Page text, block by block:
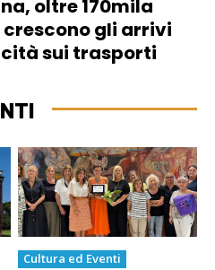
oltre 170mila
crescono gli arrivi
sui trasporti
Cultura ed Eventi